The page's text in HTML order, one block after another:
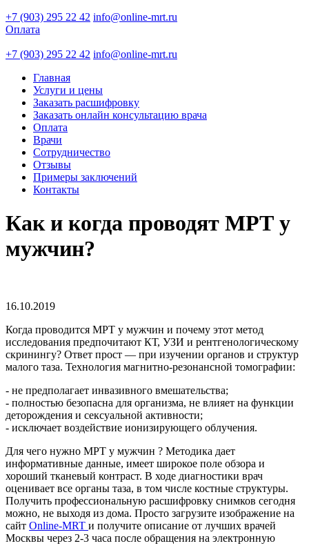
+7 (903) 295 22 42 info@online-mrt.ru
Оплата
+7 (903) 295 22 42 info@online-mrt.ru
Главная
Услуги и цены
Заказать расшифровку
Заказать онлайн консультацию врача
Оплата
Врачи
Сотрудничество
Отзывы
Примеры заключений
Контакты
Как и когда проводят МРТ у
мужчин?
16.10.2019
Когда проводится МРТ у мужчин и почему этот метод
исследования предпочитают КТ, УЗИ и рентгенологическому
скринингу? Ответ прост ― при изучении органов и структур
малого таза. Технология магнитно-резонансной томографии:
- не предполагает инвазивного вмешательства;
- полностью безопасна для организма, не влияет на функции
деторождения и сексуальной активности;
- исключает воздействие ионизирующего облучения.
Для чего нужно МРТ у мужчин ? Методика дает
информативные данные, имеет широкое поле обзора и
хороший тканевый контраст. В ходе диагностики врач
оценивает все органы таза, в том числе костные структуры.
Получить профессиональную расшифровку снимков сегодня
можно, не выходя из дома. Просто загрузите изображение на
сайт Online-MRT и получите описание от лучших врачей
Москвы через 2-3 часа после обращения на электронную